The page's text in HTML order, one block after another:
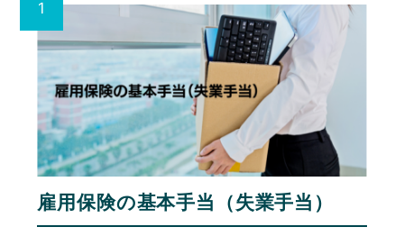
雇用保険の基本手当（失業手当）